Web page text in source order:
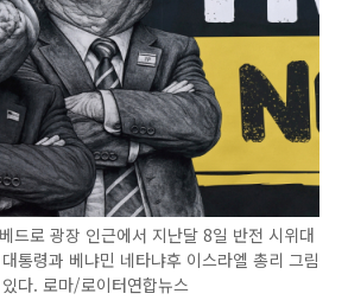
드로 광장 인근에서 지난달 8일 반전 시위대
통령과 베냐민 네타냐후 이스라엘 총리 그림
다. 로마/로이터연합뉴스